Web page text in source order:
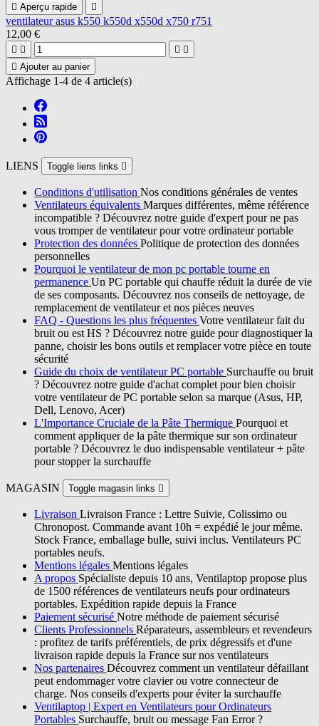
 Aperçu rapide 
ventilateur asus k550 k550d x550d x750 r751
12,00 €
   
 Ajouter au panier
Affichage 1-4 de 4 article(s)
LIENS Toggle liens links 
Conditions d'utilisation Nos conditions générales de ventes
Ventilateurs équivalents Marques différentes, même référence
incompatible ? Découvrez notre guide d'expert pour ne pas
vous tromper de ventilateur pour votre ordinateur portable
Protection des données Politique de protection des données
personnelles
Pourquoi le ventilateur de mon pc portable tourne en
permanence Un PC portable qui chauffe réduit la durée de vie
de ses composants. Découvrez nos conseils de nettoyage, de
remplacement de ventilateur et nos pièces neuves
FAQ - Questions les plus fréquentes Votre ventilateur fait du
bruit ou est HS ? Découvrez notre guide pour diagnostiquer la
panne, choisir les bons outils et remplacer votre pièce en toute
sécurité
Guide du choix de ventilateur PC portable Surchauffe ou bruit
? Découvrez notre guide d'achat complet pour bien choisir
votre ventilateur de PC portable selon sa marque (Asus, HP,
Dell, Lenovo, Acer)
L'Importance Cruciale de la Pâte Thermique Pourquoi et
comment appliquer de la pâte thermique sur son ordinateur
portable ? Découvrez le duo indispensable ventilateur + pâte
pour stopper la surchauffe
MAGASIN Toggle magasin links 
Livraison Livraison France : Lettre Suivie, Colissimo ou
Chronopost. Commande avant 10h = expédié le jour même.
Stock France, emballage bulle, suivi inclus. Ventilateurs PC
portables neufs.
Mentions légales Mentions légales
A propos Spécialiste depuis 10 ans, Ventilaptop propose plus
de 1500 références de ventilateurs neufs pour ordinateurs
portables. Expédition rapide depuis la France
Paiement sécurisé Notre méthode de paiement sécurisé
Clients Professionnels Réparateurs, assembleurs et revendeurs
: profitez de tarifs préférentiels, de prix dégressifs et d'une
livraison rapide depuis la France sur nos ventilateurs
Nos partenaires Découvrez comment un ventilateur défaillant
peut endommager votre clavier ou votre connecteur de
charge. Nos conseils d'experts pour éviter la surchauffe
Ventilaptop | Expert en Ventilateurs pour Ordinateurs
Portables Surchauffe, bruit ou message Fan Error ?